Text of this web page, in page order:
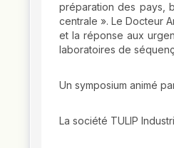
préparation des pays,
centrale ». Le Docteur
et la réponse aux
laboratoires de
Un symposium animé
La société TULIP